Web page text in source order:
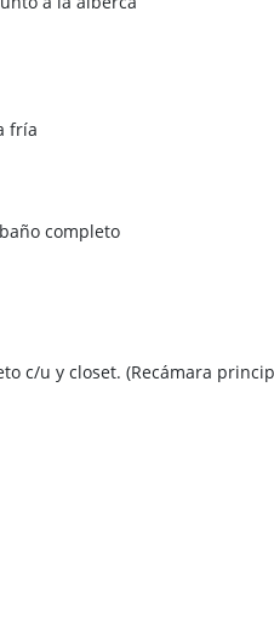
fría
completo
c/u y closet. (Recámara